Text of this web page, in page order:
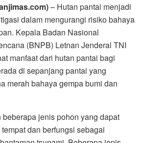
– Hutan pantai menjadi
dalam mengurangi risiko bahaya
Kepala Badan Nasional
(BNPB) Letnan Jenderal TNI
manfaat dari hutan pantai bagi
di sepanjang pantai yang
merah bahaya gempa bumi dan
jenis pohon yang dapat
dan berfungsi sebagai